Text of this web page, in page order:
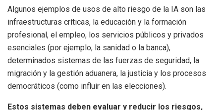
Algunos ejemplos de usos de alto riesgo de la IA son las
infraestructuras críticas, la educación y la formación
profesional, el empleo, los servicios públicos y privados
esenciales (por ejemplo, la sanidad o la banca),
determinados sistemas de las fuerzas de seguridad, la
migración y la gestión aduanera, la justicia y los procesos
democráticos (como influir en las elecciones).
Estos sistemas deben evaluar y reducir los riesgos,